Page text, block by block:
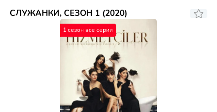
СЛУЖАНКИ, СЕЗОН 1 (2020)
1 сезон все серии